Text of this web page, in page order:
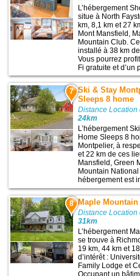
L’hébergement
situe à North
km, 8,1 km et 27
Mont Mansfield,
Mountain Club.
installé à 38 km
Vous pourrez
Fi gratuite et d’un
7 Ski & Stay
Sleeps 8 home
Distance Location
24km
L’hébergement
Home Sleeps 8
Montpelier, à
et 22 km de ces
Mansfield, Green
Mountain
hébergement est
8 Maple Mountain
Distance Location
31km
L’hébergement
se trouve à
19 km, 44 km et
d’intérêt :
Family Lodge et
Occupant un